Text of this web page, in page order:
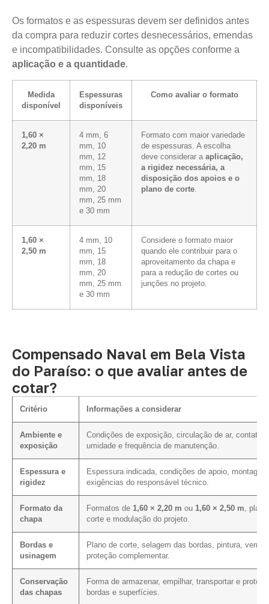
Os formatos e as espessuras devem ser definidos antes
da compra para reduzir cortes desnecessários, emendas
e incompatibilidades. Consulte as opções conforme a
aplicação e a quantidade.
Medida
disponível
Espessuras
disponíveis
Como avaliar o formato
1,60 ×
2,20 m
4 mm, 6
mm, 10
mm, 12
mm, 15
mm, 18
mm, 20
mm, 25 mm
e 30 mm
Formato com maior variedade
de espessuras. A escolha
deve considerar a aplicação,
a rigidez necessária, a
disposição dos apoios e o
plano de corte.
1,60 ×
2,50 m
4 mm, 10
mm, 15
mm, 18
mm, 20
mm, 25 mm
e 30 mm
Considere o formato maior
quando ele contribuir para o
aproveitamento da chapa e
para a redução de cortes ou
junções no projeto.
Compensado Naval em Bela Vista
do Paraíso: o que avaliar antes de
cotar?
Critério Informações a considerar
Ambiente e
exposição
Condições de exposição, circulação de ar, contato
umidade e frequência de manutenção.
Espessura e
rigidez
Espessura indicada, condições de apoio,
exigências do responsável técnico.
Formato da
chapa
Formatos de 1,60 × 2,20 m ou 1,60 × 2,50 m,
corte e modulação do projeto.
Bordas e
usinagem
Plano de corte, selagem das bordas, pintura, verniz
proteção complementar.
Conservação
das chapas
Forma de armazenar, empilhar, transportar e
bordas e superfícies.